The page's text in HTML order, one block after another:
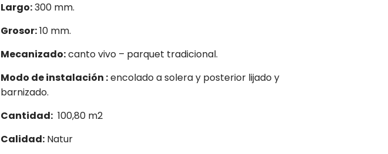
Largo:300 mm.
Grosor:10 mm.
Mecanizado:canto vivo – parquet tradicional.
Modo de instalación :encolado a solera y posterior lijado y
barnizado.
Cantidad: 100,80 m2
Calidad: Natur